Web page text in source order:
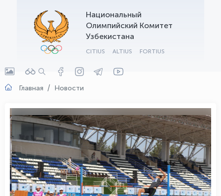
Национальный
Олимпийский Комитет
Узбекистана
CITIUS ALTIUS FORTIUS
Главная Новости
OLYMPCHIK AI - yordamchi
Онлайн · olympic.uz